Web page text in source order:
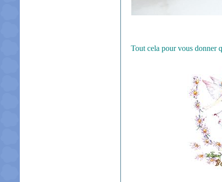
Tout cela pour vous donner